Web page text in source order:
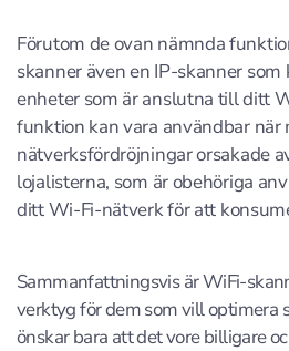
Förutom de ovan nämnda
skanner även en IP-skanner
enheter som är anslutna till ditt
funktion kan vara användbar när
nätverksfördröjningar orsakade
lojalisterna, som är obehöriga
ditt Wi-Fi-nätverk för att
Sammanfattningsvis är WiFi-
verktyg för dem som vill optimera
önskar bara att det vore billigare